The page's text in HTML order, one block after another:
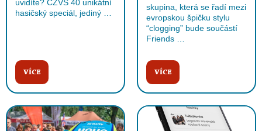
uvidíte? CZVS 40 unikátní
hasičský speciál, jediný …
VÍCE
skupina, která se řadí mezi
evropskou špičku stylu
“clogging” bude součástí
Friends …
VÍCE